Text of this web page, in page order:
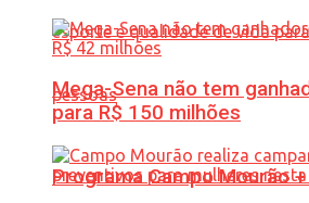
Programa Campo Mourão
Mega-Sena não tem
para R$ 150 milhões